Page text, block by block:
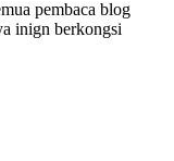
pembaca blog
inign berkongsi